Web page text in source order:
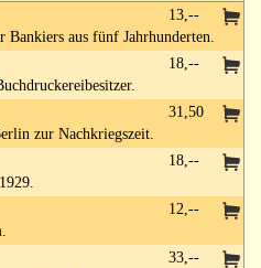
Bankiers aus fünf Jahrhunderten.
13,--
18,--
zur Nachkriegszeit.
31,50
18,--
12,--
33,--